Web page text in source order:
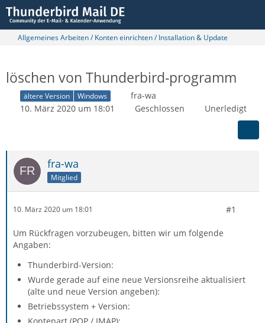
Allgemeines Arbeiten / Konten einrichten / Installation & Update
löschen von Thunderbird-programm
ältere Version Windows
fra-wa
10. März 2020 um 18:01
Geschlossen Unerledigt
fra-wa
Mitglied
10. März 2020 um 18:01 #1
Um Rückfragen vorzubeugen, bitten wir um folgende
Angaben:
Thunderbird-Version:
Wurde gerade auf eine neue Versionsreihe aktualisiert
(alte und neue Version angeben):
Betriebssystem + Version: